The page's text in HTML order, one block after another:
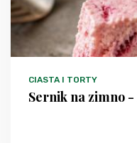
CIASTA I TORTY
Sernik na zimno